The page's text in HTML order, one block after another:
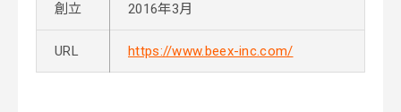
創立 2016年3月
URL https://www.beex-inc.com/